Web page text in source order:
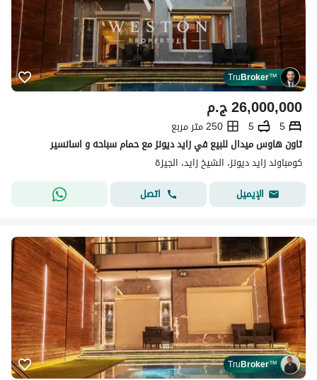
TruBroker™
ج.م26,000,000
5
5
250 متر مربع
تاون هاوس ميدال للبيع في زايد ديونز مع حمام سباحه و اسانسير
كومباوند زايد ديونز، الشيخ زايد، الجيزة
الإيميل
اتصل
TruBroker™